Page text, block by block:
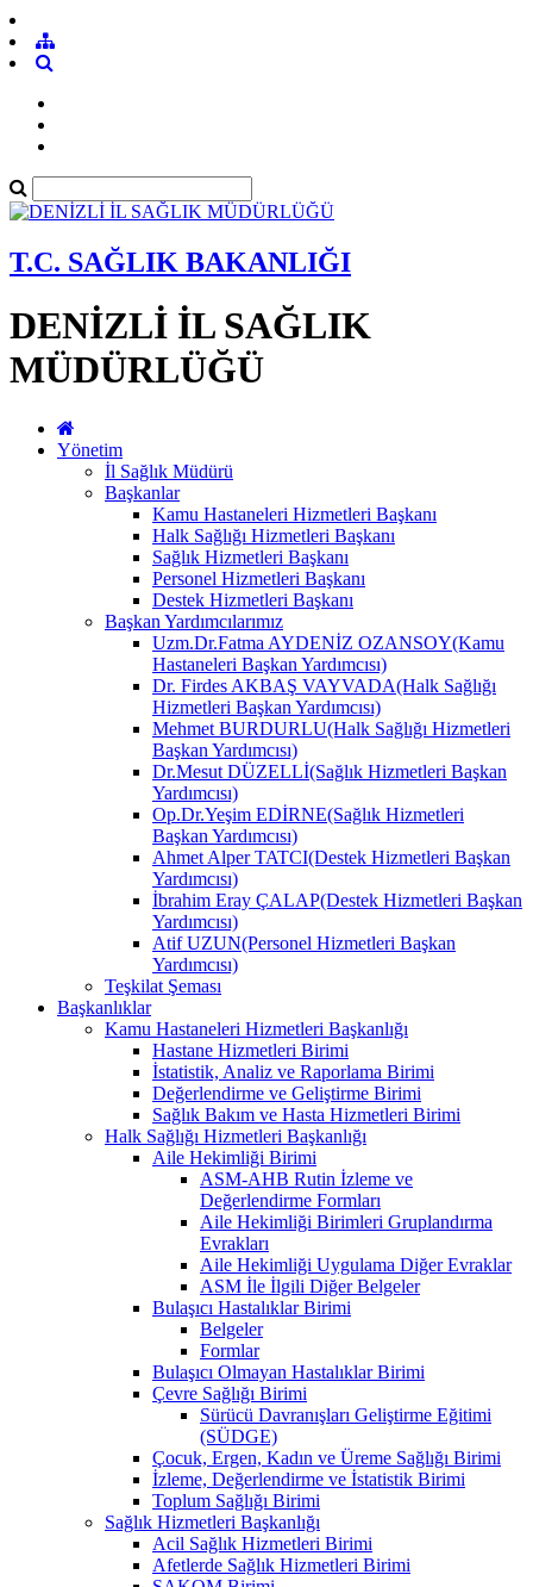
T.C. SAĞLIK BAKANLIĞI
DENİZLİ İL SAĞLIK
MÜDÜRLÜĞÜ
Yönetim
İl Sağlık Müdürü
Başkanlar
Kamu Hastaneleri Hizmetleri Başkanı
Halk Sağlığı Hizmetleri Başkanı
Sağlık Hizmetleri Başkanı
Personel Hizmetleri Başkanı
Destek Hizmetleri Başkanı
Başkan Yardımcılarımız
Uzm.Dr.Fatma AYDENİZ OZANSOY(Kamu
Hastaneleri Başkan Yardımcısı)
Dr. Firdes AKBAŞ VAYVADA(Halk Sağlığı
Hizmetleri Başkan Yardımcısı)
Mehmet BURDURLU(Halk Sağlığı Hizmetleri
Başkan Yardımcısı)
Dr.Mesut DÜZELLİ(Sağlık Hizmetleri Başkan
Yardımcısı)
Op.Dr.Yeşim EDİRNE(Sağlık Hizmetleri
Başkan Yardımcısı)
Ahmet Alper TATCI(Destek Hizmetleri Başkan
Yardımcısı)
İbrahim Eray ÇALAP(Destek Hizmetleri Başkan
Yardımcısı)
Atif UZUN(Personel Hizmetleri Başkan
Yardımcısı)
Teşkilat Şeması
Başkanlıklar
Kamu Hastaneleri Hizmetleri Başkanlığı
Hastane Hizmetleri Birimi
İstatistik, Analiz ve Raporlama Birimi
Değerlendirme ve Geliştirme Birimi
Sağlık Bakım ve Hasta Hizmetleri Birimi
Halk Sağlığı Hizmetleri Başkanlığı
Aile Hekimliği Birimi
ASM-AHB Rutin İzleme ve
Değerlendirme Formları
Aile Hekimliği Birimleri Gruplandırma
Evrakları
Aile Hekimliği Uygulama Diğer Evraklar
ASM İle İlgili Diğer Belgeler
Bulaşıcı Hastalıklar Birimi
Belgeler
Formlar
Bulaşıcı Olmayan Hastalıklar Birimi
Çevre Sağlığı Birimi
Sürücü Davranışları Geliştirme Eğitimi
(SÜDGE)
Çocuk, Ergen, Kadın ve Üreme Sağlığı Birimi
İzleme, Değerlendirme ve İstatistik Birimi
Toplum Sağlığı Birimi
Sağlık Hizmetleri Başkanlığı
Acil Sağlık Hizmetleri Birimi
Afetlerde Sağlık Hizmetleri Birimi